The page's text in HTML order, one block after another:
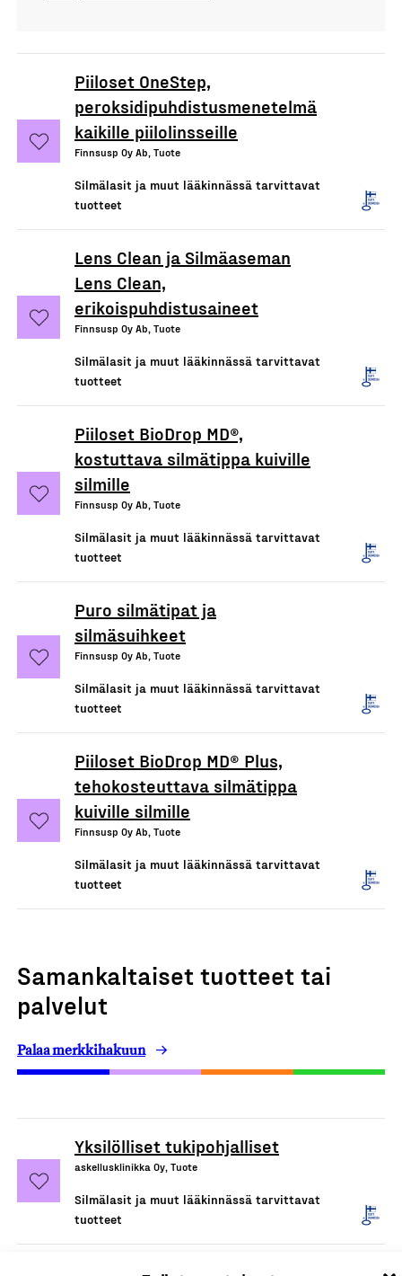
Piiloset OneStep,
peroksidipuhdistusmenetelmä
kaikille piilolinsseille
Finnsusp Oy Ab, Tuote
Silmälasit ja muut lääkinnässä tarvittavat
tuotteet
Lens Clean ja Silmäaseman
Lens Clean,
erikoispuhdistusaineet
Finnsusp Oy Ab, Tuote
Silmälasit ja muut lääkinnässä tarvittavat
tuotteet
Piiloset BioDrop MD®,
kostuttava silmätippa kuiville
silmille
Finnsusp Oy Ab, Tuote
Silmälasit ja muut lääkinnässä tarvittavat
tuotteet
Puro silmätipat ja
silmäsuihkeet
Finnsusp Oy Ab, Tuote
Silmälasit ja muut lääkinnässä tarvittavat
tuotteet
Piiloset BioDrop MD® Plus,
tehokosteuttava silmätippa
kuiville silmille
Finnsusp Oy Ab, Tuote
Silmälasit ja muut lääkinnässä tarvittavat
tuotteet
Samankaltaiset tuotteet tai
palvelut
Palaa merkkihakuun
Yksilölliset tukipohjalliset
askellusklinikka Oy, Tuote
Silmälasit ja muut lääkinnässä tarvittavat
tuotteet
Villa Manus -pehmusteet